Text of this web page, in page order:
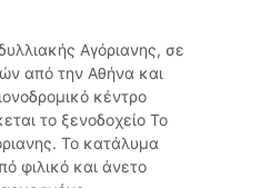
Αγόριανης, σε
από την Αθήνα και
κέντρο
το ξενοδοχείο Το
Το κατάλυμα
φιλικό και άνετο